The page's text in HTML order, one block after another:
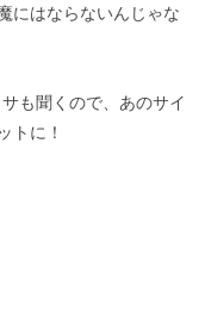
にはならないんじゃな
も聞くので、あのサイ
トに！